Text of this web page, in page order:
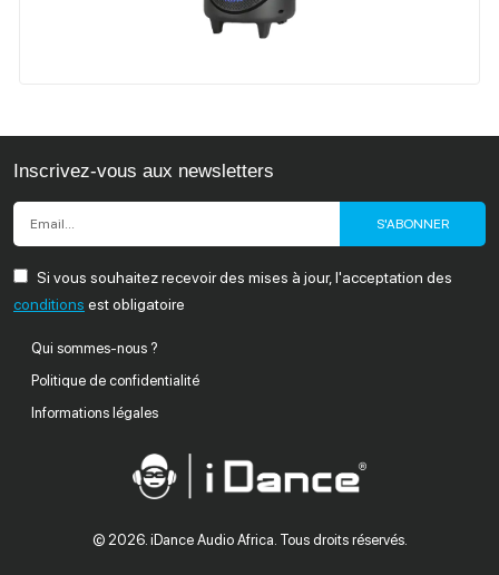
Qui sommes-nous ?
Politique de confidentialité
Informations légales
© 2026. iDance Audio Africa. Tous droits réservés.
Inscrivez-vous aux newsletters
S'ABONNER
Si vous souhaitez recevoir des mises à jour, l'acceptation des
conditions est obligatoire